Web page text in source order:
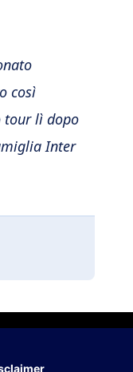
così
tour lì dopo
Inter